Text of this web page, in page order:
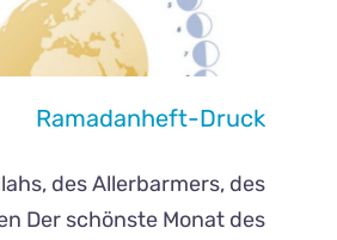
Ramadanheft-Druck
des Allerbarmers, des
Der schönste Monat des